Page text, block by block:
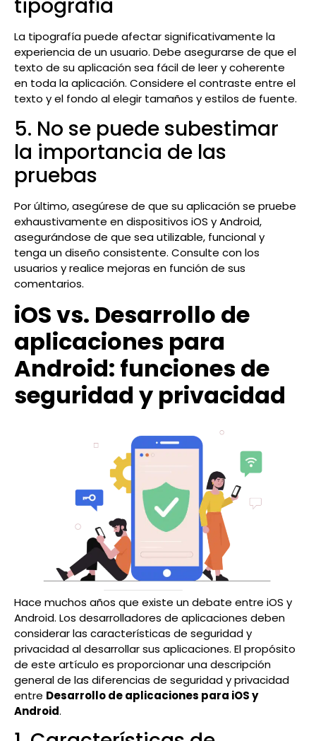
tipografía
La tipografía puede afectar significativamente la
experiencia de un usuario. Debe asegurarse de que el
texto de su aplicación sea fácil de leer y coherente
en toda la aplicación. Considere el contraste entre el
texto y el fondo al elegir tamaños y estilos de fuente.
5. No se puede subestimar
la importancia de las
pruebas
Por último, asegúrese de que su aplicación se pruebe
exhaustivamente en dispositivos iOS y Android,
asegurándose de que sea utilizable, funcional y
tenga un diseño consistente. Consulte con los
usuarios y realice mejoras en función de sus
comentarios.
iOS vs. Desarrollo de
aplicaciones para
Android: funciones de
seguridad y privacidad
Hace muchos años que existe un debate entre iOS y
Android. Los desarrolladores de aplicaciones deben
considerar las características de seguridad y
privacidad al desarrollar sus aplicaciones. El propósito
de este artículo es proporcionar una descripción
general de las diferencias de seguridad y privacidad
entre Desarrollo de aplicaciones para iOS y
Android.